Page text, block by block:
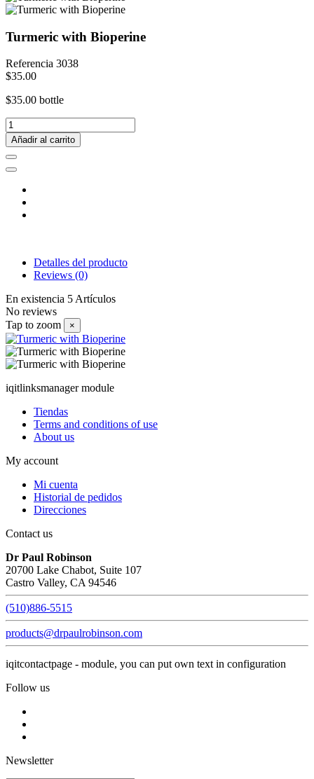
Turmeric with Bioperine
Referencia 3038
$35.00
$35.00 bottle
Añadir al carrito
Detalles del producto
Reviews (0)
En existencia 5 Artículos
No reviews
Tap to zoom
×
iqitlinksmanager module
Tiendas
Terms and conditions of use
About us
My account
Mi cuenta
Historial de pedidos
Direcciones
Contact us
Dr Paul Robinson
20700 Lake Chabot, Suite 107
Castro Valley, CA 94546
(510)886-5515
products@drpaulrobinson.com
iqitcontactpage - module, you can put own text in configuration
Follow us
Newsletter